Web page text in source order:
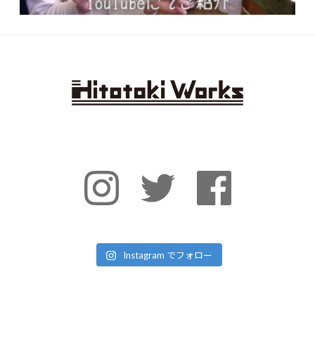
Instagram でフォロー